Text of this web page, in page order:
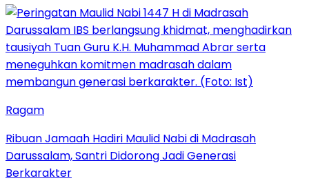
Ragam
Ribuan Jamaah Hadiri Maulid Nabi di Madrasah
Darussalam, Santri Didorong Jadi Generasi
Berkarakter